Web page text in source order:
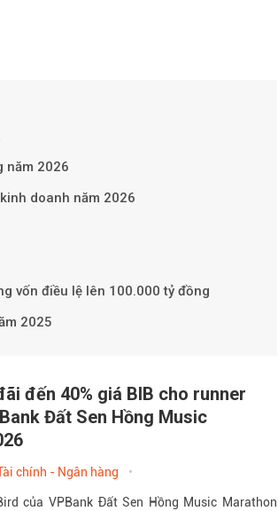
năm 2026
doanh năm 2026
vốn điều lệ lên 100.000 tỷ đồng
2025
đến 40% giá BIB cho runner
Đất Sen Hồng Music
chính - Ngân hàng
của VPBank Đất Sen Hồng Music Marathon